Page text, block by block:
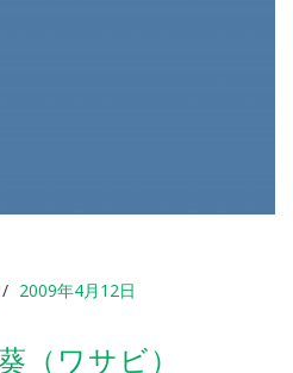
2009年4月12日
（ワサビ）